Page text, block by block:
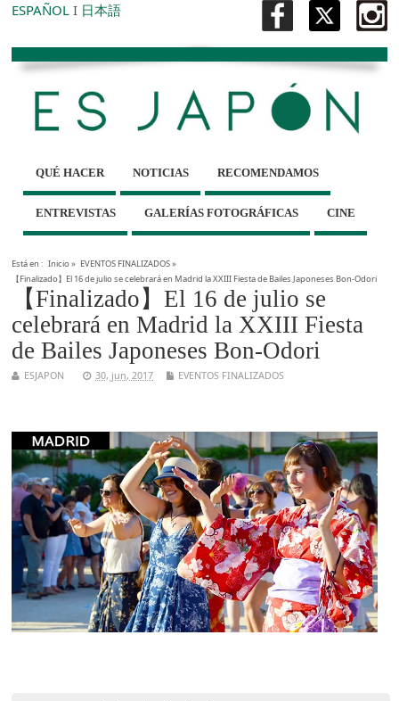
ESPAÑOL I 日本語
QUÉ HACER NOTICIAS RECOMENDAMOS
ENTREVISTAS GALERÍAS FOTOGRÁFICAS CINE
Está en : Inicio» EVENTOS FINALIZADOS»
【Finalizado】El 16 de julio se celebrará en Madrid la XXIII Fiesta de Bailes Japoneses Bon-Odori
【Finalizado】El 16 de julio se
celebrará en Madrid la XXIII Fiesta
de Bailes Japoneses Bon-Odori
ESJAPON 30, jun, 2017 EVENTOS FINALIZADOS